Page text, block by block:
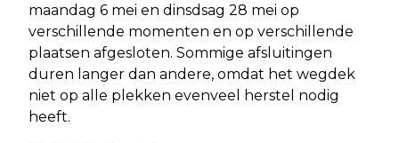
maandag 6 mei en dinsdsag 28 mei op
verschillende momenten en op verschillende
plaatsen afgesloten. Sommige afsluitingen
duren langer dan andere, omdat het wegdek
niet op alle plekken evenveel herstel nodig
heeft.